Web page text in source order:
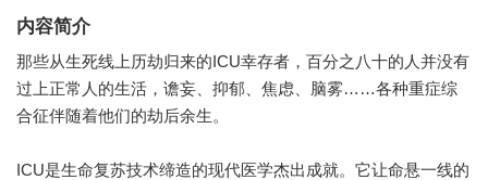
内容简介
那些从生死线上历劫归来的ICU幸存者，百分之八十的人并没有
过上正常人的生活，谵妄、抑郁、焦虑、脑雾……各种重症综
合征伴随着他们的劫后余生。
ICU是生命复苏技术缔造的现代医学杰出成就。它让命悬一线的